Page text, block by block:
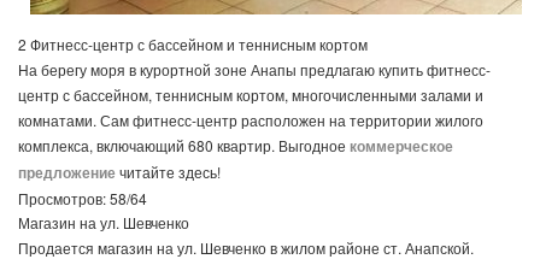
2 Фитнесс-центр с бассейном и теннисным кортом
На берегу моря в курортной зоне Анапы предлагаю купить фитнесс-
центр с бассейном, теннисным кортом, многочисленными залами и
комнатами. Сам фитнесс-центр расположен на территории жилого
комплекса, включающий 680 квартир. Выгодное коммерческое
предложениечитайте здесь!
Просмотров: 58/64
Магазин на ул. Шевченко
Продается магазин на ул. Шевченко в жилом районе ст. Анапской.